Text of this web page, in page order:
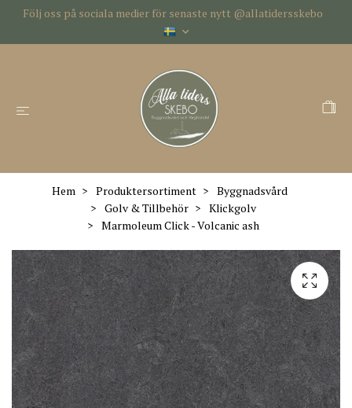
Följ oss på sociala medier för senaste nytt @allatidersskebo
Hem Produktersortiment
Byggnadsvård
Golv & Tillbehör
Klickgolv
Marmoleum Click - Volcanic ash